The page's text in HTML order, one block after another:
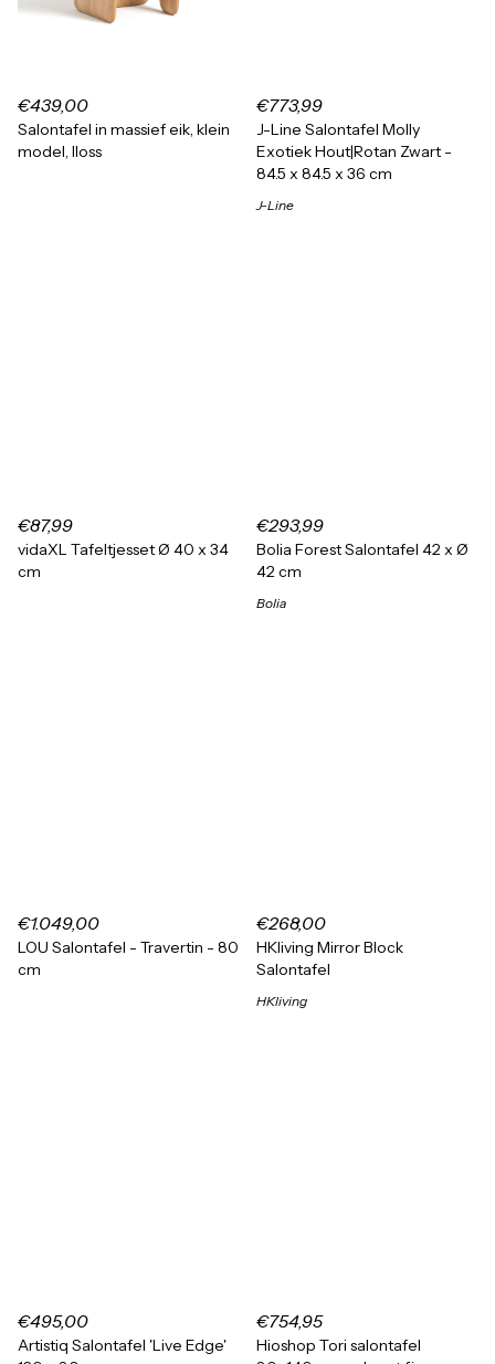
€439,00
Salontafel in massief eik, klein
model, Iloss
€773,99
J-Line Salontafel Molly
Exotiek Hout|Rotan Zwart -
84.5 x 84.5 x 36 cm
J-Line
€87,99
vidaXL Tafeltjesset Ø 40 x 34
cm
€293,99
Bolia Forest Salontafel 42 x Ø
42 cm
Bolia
€1.049,00
LOU Salontafel - Travertin - 80
cm
€268,00
HKliving Mirror Block
Salontafel
HKliving
€495,00
Artistiq Salontafel 'Live Edge'
€754,95
Hioshop Tori salontafel